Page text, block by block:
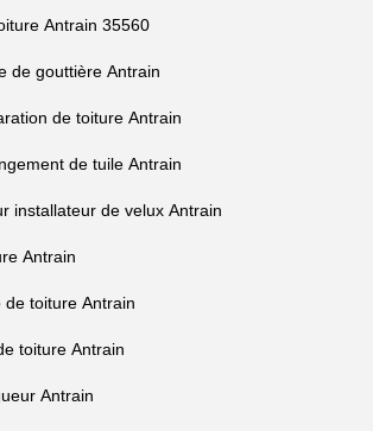
Antrain 35560
de gouttière Antrain
de toiture Antrain
de tuile Antrain
installateur de velux Antrain
Antrain
de toiture Antrain
toiture Antrain
Antrain